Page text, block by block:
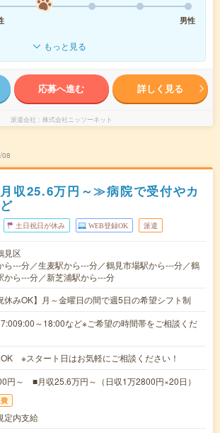
男性
もっと見る
応募へ進む 詳しく見る
派遣会社 株式会社ニッソーネット
08
収25.6万円～≫病院で受付やカ
土日祝日が休み WEB登録OK 派遣
見区
ら---分／生麦駅から---分／鶴見市場駅から---分／鶴
から---分／新芝浦駅から---分
休みOK】月～金曜日の間で週5日の希望シフト制
～18:00など※ご希望の時間帯をご相談くだ
※スタート日はお気軽にご相談ください！
円～ ■月収25.6万円～（日収1万2800円×20日）
定内支給